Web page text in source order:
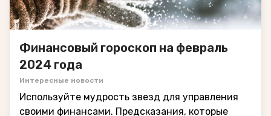
Финансовый гороскоп на февраль
2024 года
Интересные новости
Используйте мудрость звезд для управления
своими финансами. Предсказания, которые